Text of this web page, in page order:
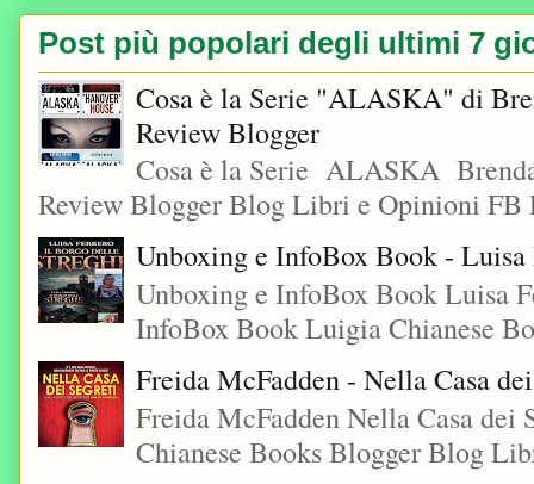
Post più popolari degli ultimi 7
Cosa è la Serie "ALASKA" di
Review Blogger
Cosa è la Serie ALASKA
Review Blogger Blog Libri e Opinioni
Unboxing e InfoBox Book -
Unboxing e InfoBox Book Luisa
InfoBox Book Luigia Chianese
Freida McFadden - Nella Casa
Freida McFadden Nella Casa
Chianese Books Blogger Blog